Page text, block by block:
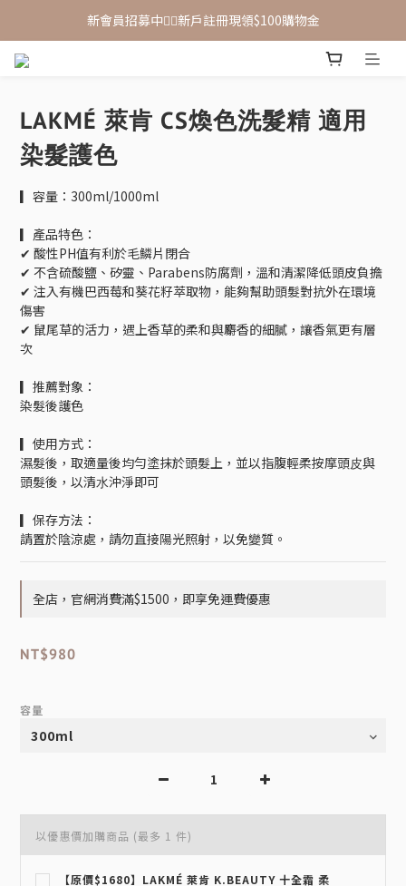
新會員招募中🙋‍♂️新戶註冊現領$100購物金
新會員招募中🙋‍♂️新戶註冊現領$100購物金
LAKMÉ 萊肯 CS煥色洗髮精 適用
染髮護色
▎容量：300ml/1000ml
▎產品特色：
✔ 酸性PH值有利於毛鱗片閉合
✔ 不含硫酸鹽、矽靈、Parabens防腐劑，溫和清潔降低頭皮負擔
✔ 注入有機巴西莓和葵花籽萃取物，能夠幫助頭髮對抗外在環境
傷害
✔ 鼠尾草的活力，遇上香草的柔和與麝香的細膩，讓香氣更有層
次
▎推薦對象：
染髮後護色
▎使用方式：
濕髮後，取適量後均勻塗抹於頭髮上，並以指腹輕柔按摩頭⽪與
頭髮後，以清⽔沖淨即可
▎保存方法：
請置於陰涼處，請勿直接陽光照射，以免變質。
全店，官網消費滿$1500，即享免運費優惠
NT$980
容量
以優惠價加購商品 (最多 1 件)
【原價$1680】LAKMÉ 萊肯 K.BEAUTY 十全霜 柔